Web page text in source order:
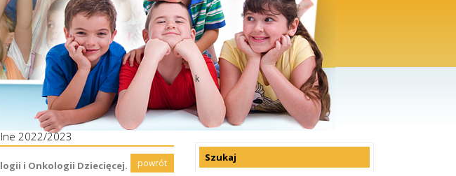
2022/2023
powrót
i Onkologii Dziecięcej.
k
Szukaj